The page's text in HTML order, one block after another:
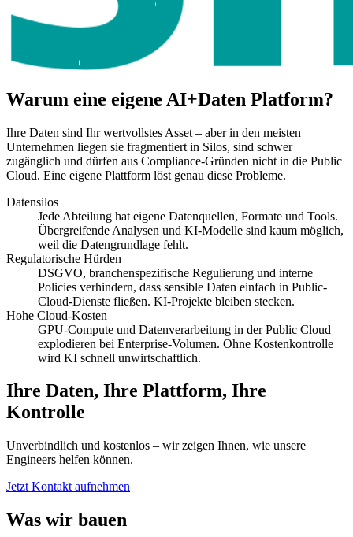
Warum eine eigene AI+Daten Platform?
Ihre Daten sind Ihr wertvollstes Asset – aber in den meisten
Unternehmen liegen sie fragmentiert in Silos, sind schwer
zugänglich und dürfen aus Compliance-Gründen nicht in die Public
Cloud. Eine eigene Plattform löst genau diese Probleme.
Datensilos
Jede Abteilung hat eigene Datenquellen, Formate und Tools.
Übergreifende Analysen und KI-Modelle sind kaum möglich,
weil die Datengrundlage fehlt.
Regulatorische Hürden
DSGVO, branchenspezifische Regulierung und interne
Policies verhindern, dass sensible Daten einfach in Public-
Cloud-Dienste fließen. KI-Projekte bleiben stecken.
Hohe Cloud-Kosten
GPU-Compute und Datenverarbeitung in der Public Cloud
explodieren bei Enterprise-Volumen. Ohne Kostenkontrolle
wird KI schnell unwirtschaftlich.
Ihre Daten, Ihre Plattform, Ihre
Kontrolle
Unverbindlich und kostenlos – wir zeigen Ihnen, wie unsere
Engineers helfen können.
Jetzt Kontakt aufnehmen
Was wir bauen